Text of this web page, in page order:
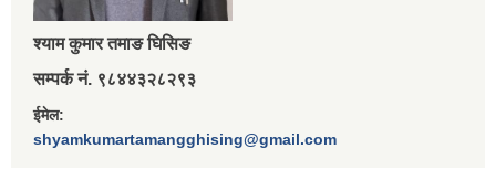
श्‍याम कुमार तमाङ घिसिङ
सम्पर्क नं. ९८४४३२८२९३
ईमेल:
shyamkumartamangghising@gmail.com